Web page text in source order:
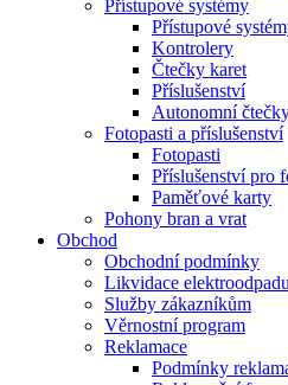
Přístupové systémy
Přístupové
Kontrolery
Čtečky karet
Příslušenství
Autonomní
Fotopasti a příslušenství
Fotopasti
Příslušenství pro
Paměťové karty
Pohony bran a vrat
Obchod
Obchodní podmínky
Likvidace
Služby zákazníkům
Věrnostní program
Reklamace
Podmínky